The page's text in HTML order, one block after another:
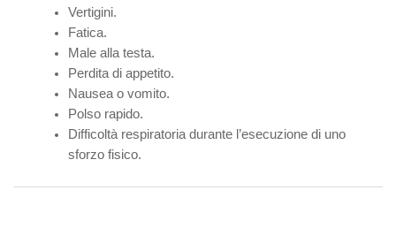
Vertigini.
Fatica.
Male alla testa.
Perdita di appetito.
Nausea o vomito.
Polso rapido.
Difficoltà respiratoria durante l’esecuzione di uno
sforzo fisico.